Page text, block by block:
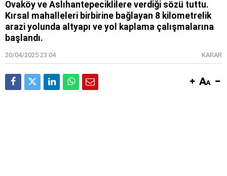
Ovaköy ve Aslıhantepeciklilere verdiği sözü tuttu.
Kırsal mahalleleri birbirine bağlayan 8 kilometrelik
arazi yolunda altyapı ve yol kaplama çalışmalarına
başlandı.
20/04/2025 23:04 KARAR